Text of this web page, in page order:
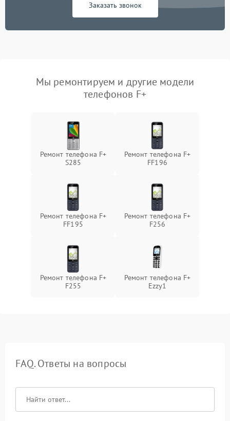
Заказать звонок
Мы ремонтируем и другие модели
телефонов F+
Ремонт телефона F+
S285
Ремонт телефона F+
FF196
Ремонт телефона F+
FF195
Ремонт телефона F+
F256
Ремонт телефона F+
F255
Ремонт телефона F+
Ezzy1
FAQ. Ответы на вопросы